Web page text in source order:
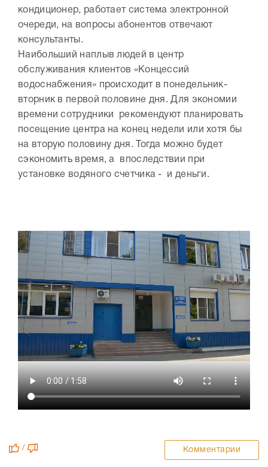
кондиционер, работает система электронной
очереди, на вопросы абонентов отвечают
консультанты.
Наибольший наплыв людей в центр
обслуживания клиентов «Концессий
водоснабжения» происходит в понедельник-
вторник в первой половине дня. Для экономии
времени сотрудники рекомендуют планировать
посещение центра на конец недели или хотя бы
на вторую половину дня. Тогда можно будет
сэкономить время, а впоследствии при
установке водяного счетчика - и деньги.
/ Комментарии